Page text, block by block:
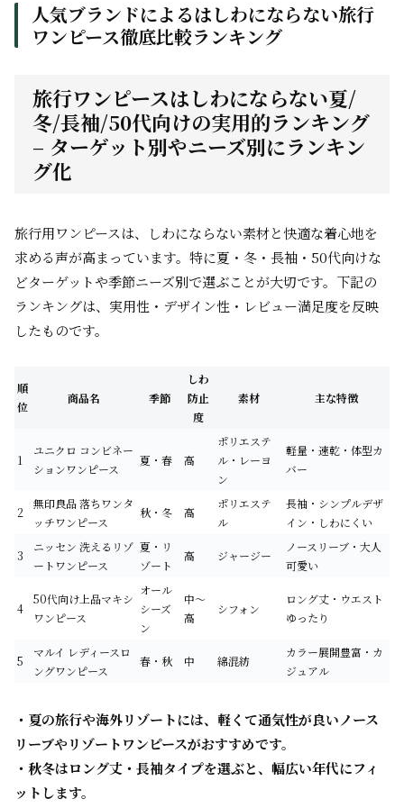
人気ブランドによるはしわにならない旅行
ワンピース徹底比較ランキング
旅行ワンピースはしわにならない夏/
冬/長袖/50代向けの実用的ランキング
– ターゲット別やニーズ別にランキン
グ化
旅行用ワンピースは、しわにならない素材と快適な着心地を
求める声が高まっています。特に夏・冬・長袖・50代向けな
どターゲットや季節ニーズ別で選ぶことが大切です。下記の
ランキングは、実用性・デザイン性・レビュー満足度を反映
したものです。
順
位
商品名 季節
しわ
防止
度
素材 主な特徴
1
ユニクロ コンビネー
ションワンピース
夏・春 高
ポリエステ
ル・レーヨ
ン
軽量・速乾・体型カ
バー
2
無印良品 落ちワンタ
ッチワンピース
秋・冬 高
ポリエステ
ル
長袖・シンプルデザ
イン・しわにくい
3
ニッセン 洗えるリゾ
ートワンピース
夏・リ
ゾート
高 ジャージー
ノースリーブ・大人
可愛い
4
50代向け上品マキシ
ワンピース
オール
シーズ
ン
中～
高
シフォン
ロング丈・ウエスト
ゆったり
5
マルイ レディースロ
ングワンピース
春・秋 中 綿混紡
カラー展開豊富・カ
ジュアル
・夏の旅行や海外リゾートには、軽くて通気性が良いノース
リーブやリゾートワンピースがおすすめです。
・秋冬はロング丈・長袖タイプを選ぶと、幅広い年代にフィ
ットします。